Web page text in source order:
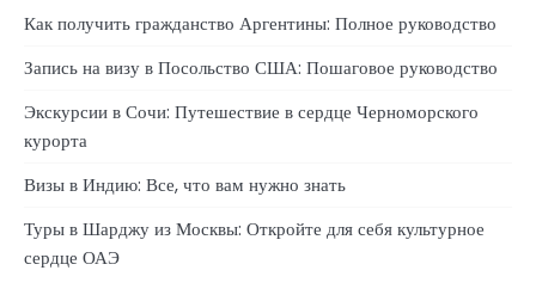
Как получить гражданство Аргентины: Полное руководство
Запись на визу в Посольство США: Пошаговое руководство
Экскурсии в Сочи: Путешествие в сердце Черноморского
курорта
Визы в Индию: Все, что вам нужно знать
Туры в Шарджу из Москвы: Откройте для себя культурное
сердце ОАЭ